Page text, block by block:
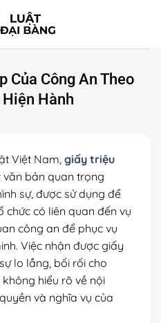
Của Công An Theo
Hành
Việt Nam, giấy triệu
văn bản quan trọng
sự, được sử dụng để
chức có liên quan đến vụ
công an để phục vụ
Việc nhận được giấy
lo lắng, bối rối cho
hiểu rõ về nội
và nghĩa vụ của